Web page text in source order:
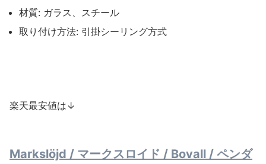
材質: ガラス、スチール
取り付け方法: 引掛シーリング方式
楽天最安値は↓
Markslöjd / マークスロイド / Bovall / ペンダ